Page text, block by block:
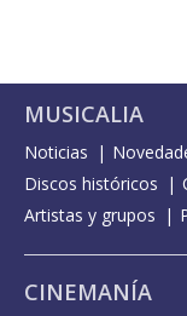
MUSICALIA
Noticias
Discos históricos
Artistas y grupos
CINEMANÍA